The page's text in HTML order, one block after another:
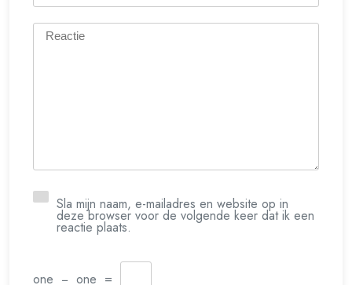
Sla mijn naam, e-mailadres en website op in
deze browser voor de volgende keer dat ik een
reactie plaats.
one − one =